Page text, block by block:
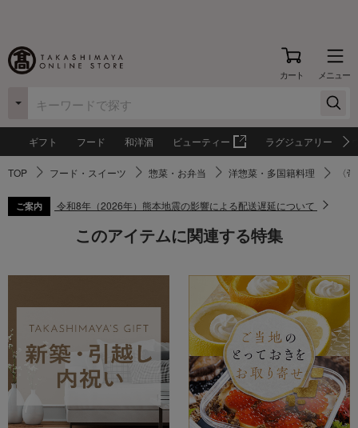
カート メニュー
ギフト フード 和洋酒 ビューティー ラグジュアリー
TOP フード・スイーツ 惣菜・お弁当 洋惣菜・多国籍料理 〈
ご案内 令和8年（2026年）熊本地震の影響による配送遅延について
このアイテムに関連する特集